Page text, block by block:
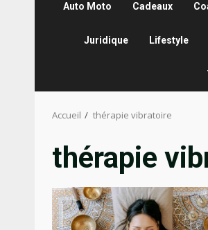
Auto Moto Cadeaux
Juridique Lifestyle
Accueil thérapie vibratoire
thérapie